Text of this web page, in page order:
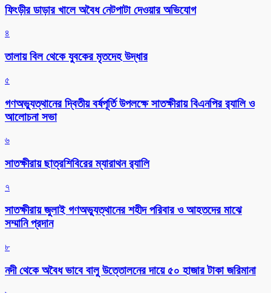
ফিংড়ীর ডাড়ার খালে অবৈধ নেটপাটা দেওয়ার অভিযোগ
৪
তালায় বিল থেকে যুবকের মৃতদেহ উদ্ধার
৫
গণঅভ্যুত্থানের দ্বিতীয় বর্ষপূর্তি উপলক্ষে সাতক্ষীরায় বিএনপির র‌্যালি ও
আলোচনা সভা
৬
সাতক্ষীরায় ছাত্রশিবিরের ম্যারাথন র‌্যালি
৭
সাতক্ষীরায় জুলাই গণঅভ্যুত্থানের শহীদ পরিবার ও আহতদের মাঝে
সম্মানি প্রদান
৮
নদী থেকে অবৈধ ভাবে বালু উত্তোলনের দায়ে ৫০ হাজার টাকা জরিমানা